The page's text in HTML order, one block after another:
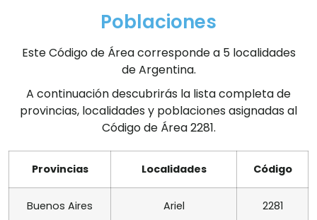
Poblaciones
Este Código de Área corresponde a 5 localidades
de Argentina.
A continuación descubrirás la lista completa de
provincias, localidades y poblaciones asignadas al
Código de Área 2281.
Provincias Localidades Código
Buenos Aires Ariel 2281